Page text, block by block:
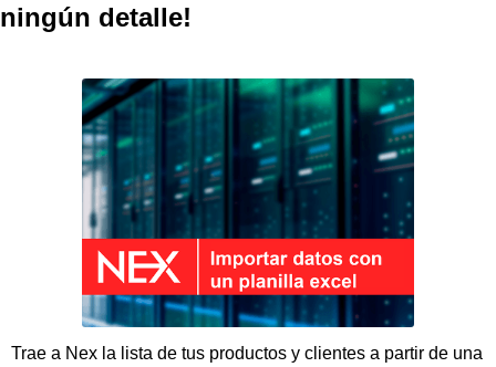
ningún detalle!
Trae a Nex la lista de tus productos y clientes a partir de una